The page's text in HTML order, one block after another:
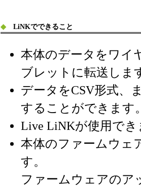
◆LiNKでできること
本体のデータをワイ
ブレットに転送しま
データをCSV形式、
することができます
Live LiNKが使用でき
本体のファームウェ
す。
ファームウェアのア